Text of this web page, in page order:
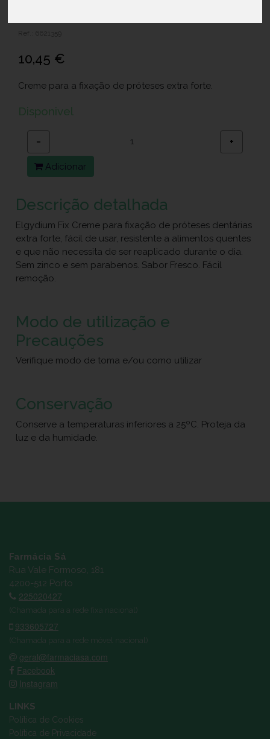
Ref.: 6621359
10,45 €
Creme para a fixação de próteses extra forte.
Disponivel
− +
Adicionar
Descrição detalhada
Elgydium Fix Creme para fixação de próteses dentárias
extra forte, fácil de usar, resistente a alimentos quentes
e que não necessita de ser reaplicado durante o dia.
Sem zinco e sem parabenos. Sabor Fresco. Fácil
remoção.
Modo de utilização e
Precauções
Verifique modo de toma e/ou como utilizar
Conservação
Conserve a temperaturas inferiores a 25ºC. Proteja da
luz e da humidade.
Farmácia Sá
Rua Vale Formoso, 181
4200-512 Porto
225020427
(Chamada para a rede fixa nacional)
933605727
(Chamada para a rede móvel nacional)
geral@farmaciasa.com
Facebook
Instagram
LINKS
Política de Cookies
Política de Privacidade